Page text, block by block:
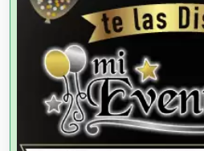
Agencias de Colocación
Agencias de Modelos